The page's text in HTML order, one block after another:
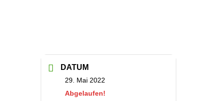
DATUM
29. Mai 2022
Abgelaufen!